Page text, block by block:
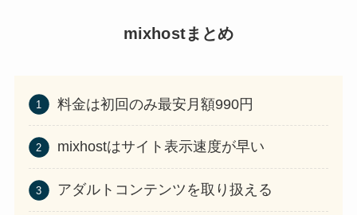
mixhostまとめ
料金は初回のみ最安月額990円
mixhostはサイト表示速度が早い
アダルトコンテンツを取り扱える